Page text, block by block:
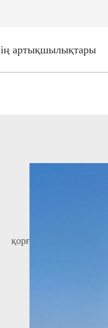
артықшылықтары
қорғау үшін